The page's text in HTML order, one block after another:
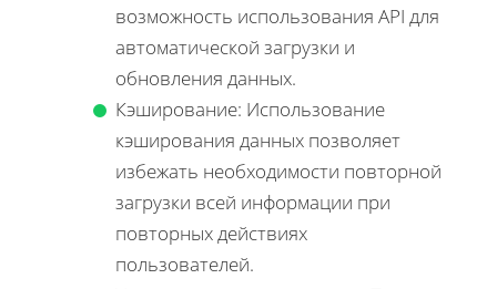
возможность использования API для
автоматической загрузки и
обновления данных.
Кэширование: Использование
кэширования данных позволяет
избежать необходимости повторной
загрузки всей информации при
повторных действиях
пользователей.